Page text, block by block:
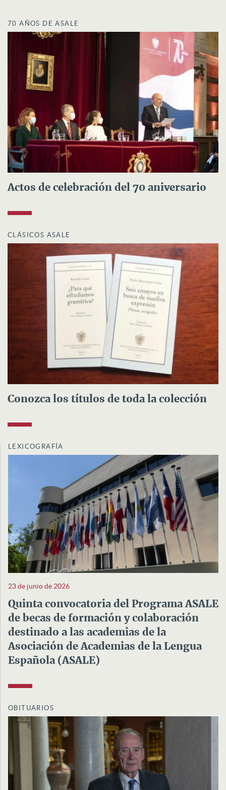
70 AÑOS DE ASALE
Actos de celebración del 70 aniversario
CLÁSICOS ASALE
Conozca los títulos de toda la colección
LEXICOGRAFÍA
23 de junio de 2026
Quinta convocatoria del Programa ASALE
de becas de formación y colaboración
destinado a las academias de la
Asociación de Academias de la Lengua
Española (ASALE)
OBITUARIOS